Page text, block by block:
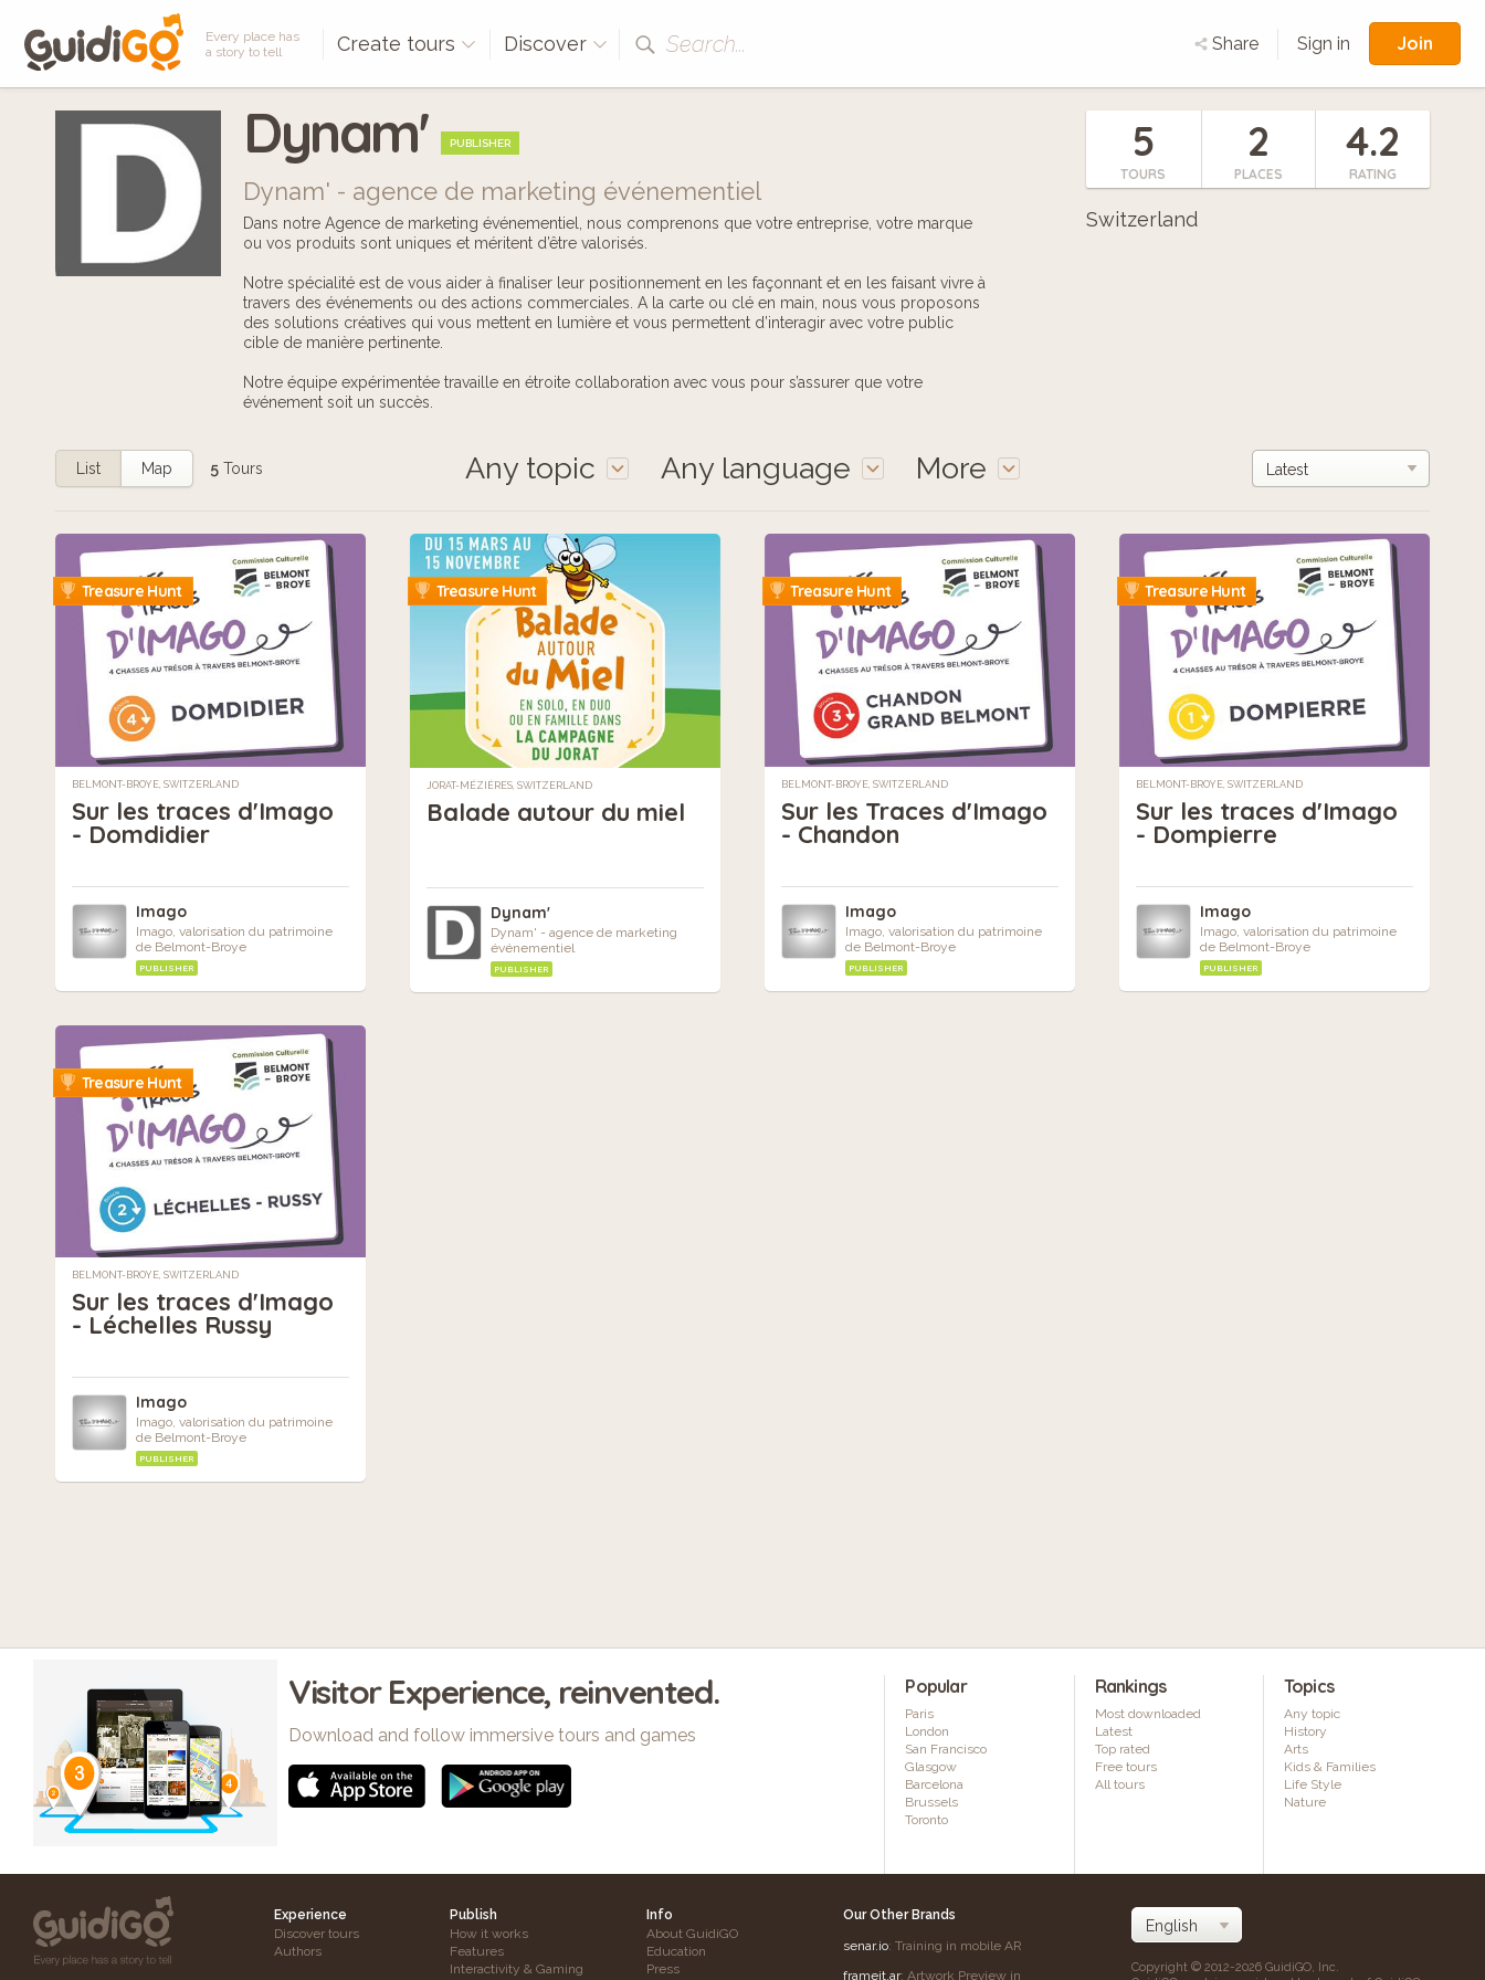
Every place has
a story to tell
Create tours Discover Search... Share Sign in Join
Dynam' PUBLISHER
Dynam' - agence de marketing événementiel
Dans notre Agence de marketing événementiel, nous comprenons que votre entreprise, votre marque
ou vos produits sont uniques et méritent d’être valorisés.
Notre spécialité est de vous aider à finaliser leur positionnement en les façonnant et en les faisant vivre à
travers des événements ou des actions commerciales. A la carte ou clé en main, nous vous proposons
des solutions créatives qui vous mettent en lumière et vous permettent d’interagir avec votre public
cible de manière pertinente.
Notre équipe expérimentée travaille en étroite collaboration avec vous pour s’assurer que votre
événement soit un succès.
5
TOURS
2
PLACES
4.2
RATING
Switzerland
Any topic Any language More
List Map 5 Tours
Treasure Hunt
BELMONT-BROYE, SWITZERLAND
Sur les traces d'Imago
- Domdidier
Imago
Imago, valorisation du patrimoine
de Belmont-Broye
PUBLISHER
Treasure Hunt
JORAT-MÉZIÈRES, SWITZERLAND
Balade autour du miel
Dynam'
Dynam' - agence de marketing
événementiel
PUBLISHER
Treasure Hunt
BELMONT-BROYE, SWITZERLAND
Sur les Traces d'Imago
- Chandon
Imago
Imago, valorisation du patrimoine
de Belmont-Broye
PUBLISHER
Treasure Hunt
BELMONT-BROYE, SWITZERLAND
Sur les traces d'Imago
- Dompierre
Imago
Imago, valorisation du patrimoine
de Belmont-Broye
PUBLISHER
Treasure Hunt
BELMONT-BROYE, SWITZERLAND
Sur les traces d'Imago
- Léchelles Russy
Imago
Imago, valorisation du patrimoine
de Belmont-Broye
PUBLISHER
Visitor Experience, reinvented.
Download and follow immersive tours and games
Popular
Paris
London
San Francisco
Glasgow
Barcelona
Brussels
Toronto
Rankings
Most downloaded
Latest
Top rated
Free tours
All tours
Topics
Any topic
History
Arts
Kids & Families
Life Style
Nature
Experience
Discover tours
Authors
Publish
How it works
Features
Interactivity & Gaming
Info
About GuidiGO
Education
Press
Our Other Brands
senar.io: Training in mobile AR
frameit.ar: Artwork Preview in
Copyright © 2012-2026 GuidiGO, Inc.